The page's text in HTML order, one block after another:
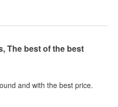
The best of the best
and with the best price.